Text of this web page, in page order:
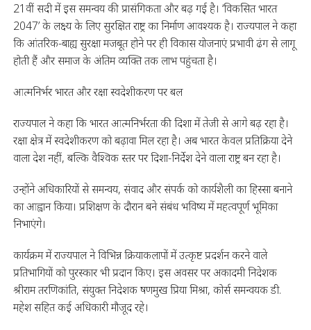
21वीं सदी में इस समन्वय की प्रासंगिकता और बढ़ गई है। ‘विकसित भारत
2047’ के लक्ष्य के लिए सुरक्षित राष्ट्र का निर्माण आवश्यक है। राज्यपाल ने कहा
कि आंतरिक-बाह्य सुरक्षा मजबूत होने पर ही विकास योजनाएं प्रभावी ढंग से लागू
होती हैं और समाज के अंतिम व्यक्ति तक लाभ पहुंचता है।
आत्मनिर्भर भारत और रक्षा स्वदेशीकरण पर बल
राज्यपाल ने कहा कि भारत आत्मनिर्भरता की दिशा में तेजी से आगे बढ़ रहा है।
रक्षा क्षेत्र में स्वदेशीकरण को बढ़ावा मिल रहा है। अब भारत केवल प्रतिक्रिया देने
वाला देश नहीं, बल्कि वैश्विक स्तर पर दिशा-निर्देश देने वाला राष्ट्र बन रहा है।
उन्होंने अधिकारियों से समन्वय, संवाद और संपर्क को कार्यशैली का हिस्सा बनाने
का आह्वान किया। प्रशिक्षण के दौरान बने संबंध भविष्य में महत्वपूर्ण भूमिका
निभाएंगे।
कार्यक्रम में राज्यपाल ने विभिन्न क्रियाकलापों में उत्कृष्ट प्रदर्शन करने वाले
प्रतिभागियों को पुरस्कार भी प्रदान किए। इस अवसर पर अकादमी निदेशक
श्रीराम तरणिकांति, संयुक्त निदेशक षणमुख प्रिया मिश्रा, कोर्स समन्वयक डी.
महेश सहित कई अधिकारी मौजूद रहे।